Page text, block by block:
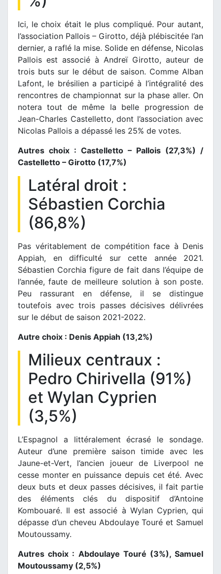
Ici, le choix était le plus compliqué. Pour autant,
l’association Pallois – Girotto, déjà plébiscitée l’an
dernier, a raflé la mise. Solide en défense, Nicolas
Pallois est associé à Andreï Girotto, auteur de
trois buts sur le début de saison. Comme Alban
Lafont, le brésilien a participé à l’intégralité des
rencontres de championnat sur la phase aller. On
notera tout de même la belle progression de
Jean-Charles Castelletto, dont l’association avec
Nicolas Pallois a dépassé les 25% de votes.
Autres choix : Castelletto – Pallois (27,3%) /
Castelletto – Girotto (17,7%)
Latéral droit :
Sébastien Corchia
(86,8%)
Pas véritablement de compétition face à Denis
Appiah, en difficulté sur cette année 2021.
Sébastien Corchia figure de fait dans l’équipe de
l’année, faute de meilleure solution à son poste.
Peu rassurant en défense, il se distingue
toutefois avec trois passes décisives délivrées
sur le début de saison 2021-2022.
Autre choix : Denis Appiah (13,2%)
Milieux centraux :
Pedro Chirivella (91%)
et Wylan Cyprien
(3,5%)
L’Espagnol a littéralement écrasé le sondage.
Auteur d’une première saison timide avec les
Jaune-et-Vert, l’ancien joueur de Liverpool ne
cesse monter en puissance depuis cet été. Avec
deux buts et deux passes décisives, il fait partie
des éléments clés du dispositif d’Antoine
Kombouaré. Il est associé à Wylan Cyprien, qui
dépasse d’un cheveu Abdoulaye Touré et Samuel
Moutoussamy.
Autres choix : Abdoulaye Touré (3%), Samuel
Moutoussamy (2,5%)